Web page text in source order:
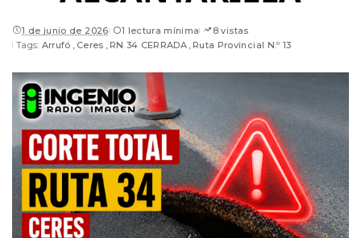
1 de junio de 2026 1 lectura mínima
8 vistas
Tags: Arrufó Ceres RN 34 CERRADA Ruta Provincial N.º 13